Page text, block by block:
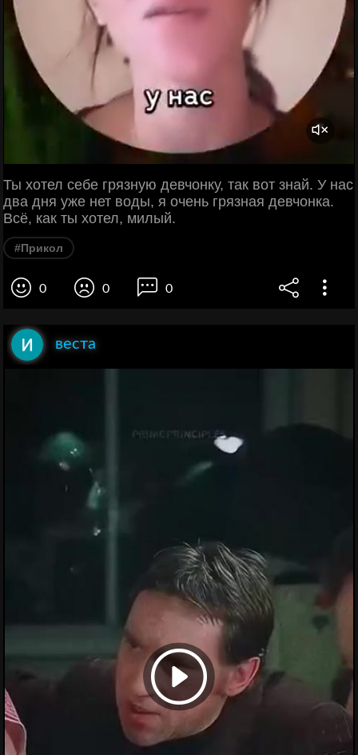
Ты хотел себе грязную девчонку, так вот знай. У нас
два дня уже нет воды, я очень грязная девчонка.
Всё, как ты хотел, милый.
#Прикол
0 0 0
веста